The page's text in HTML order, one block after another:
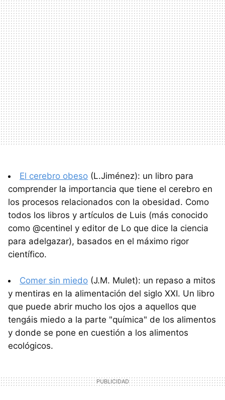
El cerebro obeso (L.Jiménez): un libro para
comprender la importancia que tiene el cerebro en
los procesos relacionados con la obesidad. Como
todos los libros y artículos de Luis (más conocido
como @centinel y editor de Lo que dice la ciencia
para adelgazar), basados en el máximo rigor
científico.
Comer sin miedo (J.M. Mulet): un repaso a mitos
y mentiras en la alimentación del siglo XXI. Un libro
que puede abrir mucho los ojos a aquellos que
tengáis miedo a la parte "química" de los alimentos
y donde se pone en cuestión a los alimentos
ecológicos.